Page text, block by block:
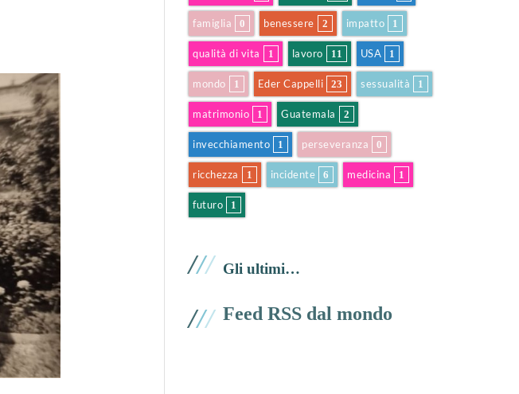
famiglia 0 benessere 2 impatto 1
qualità di vita 1 lavoro 11 USA 1
mondo 1 Eder Cappelli 23 sessualità 1
matrimonio 1 Guatemala 2
invecchiamento 1 perseveranza 0
ricchezza 1 incidente 6 medicina 1
futuro 1
/// Gli ultimi…
/// Feed RSS dal mondo